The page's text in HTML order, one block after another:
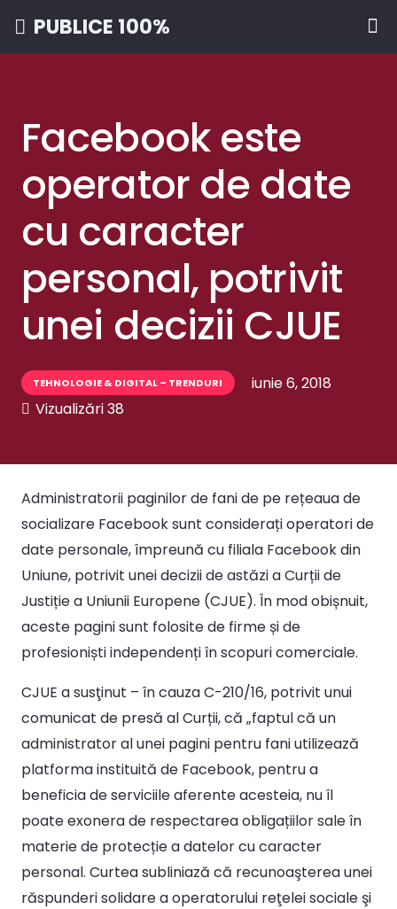
PUBLICE 100%
Facebook este
operator de date
cu caracter
personal, potrivit
unei decizii CJUE
TEHNOLOGIE & DIGITAL – TRENDURI
iunie 6, 2018
Vizualizări38
Administratorii paginilor de fani de pe rețeaua de
socializare Facebook sunt considerați operatori de
date personale, împreună cu filiala Facebook din
Uniune, potrivit unei decizii de astăzi a Curții de
Justiție a Uniunii Europene (CJUE). În mod obișnuit,
aceste pagini sunt folosite de firme și de
profesioniști independenți în scopuri comerciale.
CJUE a susţinut – în cauza C-210/16, potrivit unui
comunicat de presă al Curții, că „faptul că un
administrator al unei pagini pentru fani utilizează
platforma instituită de Facebook, pentru a
beneficia de serviciile aferente acesteia, nu îl
poate exonera de respectarea obligațiilor sale în
materie de protecție a datelor cu caracter
personal. Curtea subliniază că recunoaşterea unei
răspunderi solidare a operatorului reţelei sociale şi